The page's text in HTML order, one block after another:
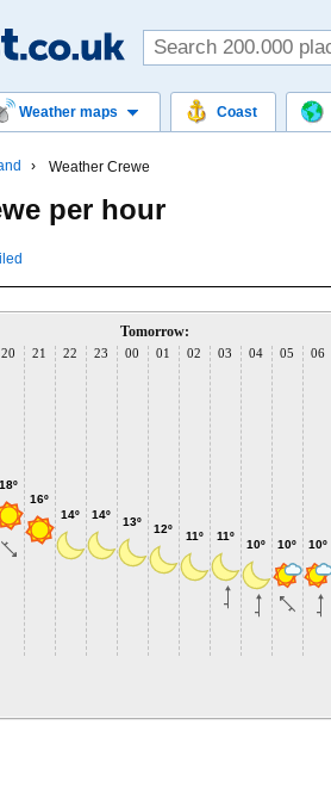
Weather maps Coast
Weather Crewe
per hour
20
18º
21
16º
22
14º
23
14º
Tomorrow:
00
13º
01
12º
02
11º
03
11º
04
10º
05
10º
06
10º